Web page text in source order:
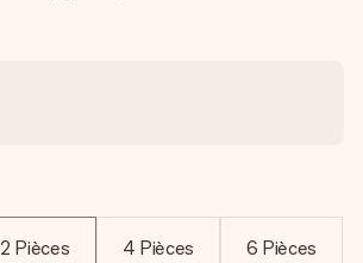
2 Pièces 4 Pièces 6 Pièces